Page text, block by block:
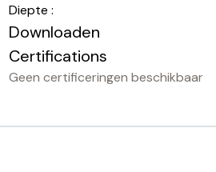
Diepte :
Downloaden
Certifications
Geen certificeringen beschikbaar